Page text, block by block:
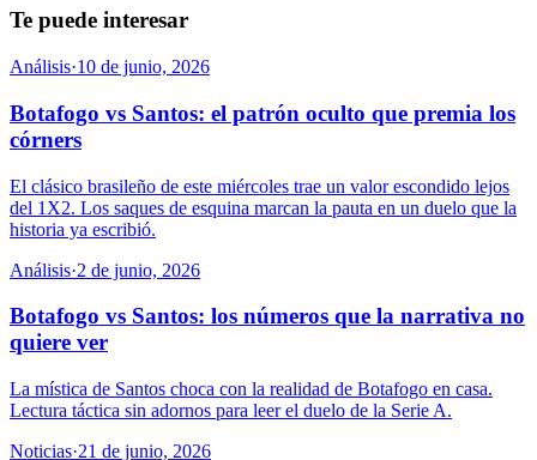
Te puede interesar
Análisis·10 de junio, 2026
Botafogo vs Santos: el patrón oculto que premia los
córners
El clásico brasileño de este miércoles trae un valor escondido lejos
del 1X2. Los saques de esquina marcan la pauta en un duelo que la
historia ya escribió.
Análisis·2 de junio, 2026
Botafogo vs Santos: los números que la narrativa no
quiere ver
La mística de Santos choca con la realidad de Botafogo en casa.
Lectura táctica sin adornos para leer el duelo de la Serie A.
Noticias·21 de junio, 2026